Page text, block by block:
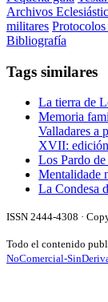
Archivos
militares
Bibliografía
Tags similares
La tierra de
Memoria
Valladares a
XVII:
Los Pardo
Mentalidade
La Condesa
ISSN 2444-4308 ·
Todo el contenido
NoComercial-